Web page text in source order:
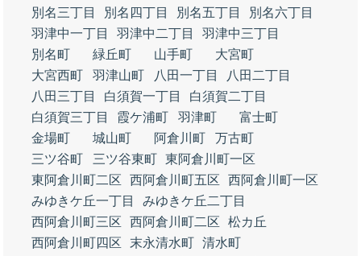
別名三丁目
別名四丁目 別名五丁目
別名六丁目
羽津中一丁目
羽津中二丁目
羽津中三丁目
別名町
緑丘町 山手町
大宮町
大宮西町
羽津山町 八田一丁目
八田二丁目
八田三丁目
白須賀一丁目
白須賀二丁目
白須賀三丁目
霞ケ浦町 羽津町
富士町
金場町
城山町 阿倉川町
万古町
三ツ谷町
三ツ谷東町 東阿倉川町一区
東阿倉川町二区
西阿倉川町五区
西阿倉川町一区
みゆきケ丘一丁目
みゆきケ丘二丁目
西阿倉川町三区
西阿倉川町二区
松カ丘
西阿倉川町四区
末永清水町 清水町